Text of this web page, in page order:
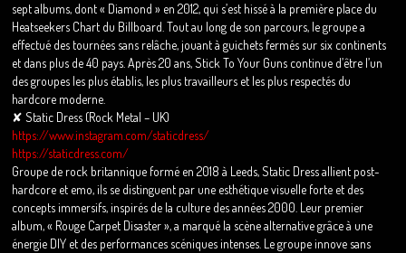
sept albums, dont « Diamond » en 2012, qui s’est hissé à la première place du
Heatseekers Chart du Billboard. Tout au long de son parcours, le groupe a
effectué des tournées sans relâche, jouant à guichets fermés sur six continents
et dans plus de 40 pays. Après 20 ans, Stick To Your Guns continue d’être l’un
des groupes les plus établis, les plus travailleurs et les plus respectés du
hardcore moderne.
✘ Static Dress (Rock Metal – UK)
https://www.instagram.com/staticdress/
https://staticdress.com/
Groupe de rock britannique formé en 2018 à Leeds, Static Dress allient post-
hardcore et emo, ils se distinguent par une esthétique visuelle forte et des
concepts immersifs, inspirés de la culture des années 2000. Leur premier
album, « Rouge Carpet Disaster », a marqué la scène alternative grâce à une
énergie DIY et des performances scéniques intenses. Le groupe innove sans